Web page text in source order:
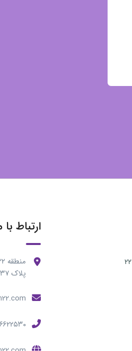
ارتباط با
پلاک ۶۳۷